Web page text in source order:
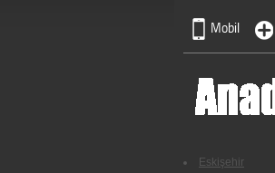
Mobil
Eskişehir